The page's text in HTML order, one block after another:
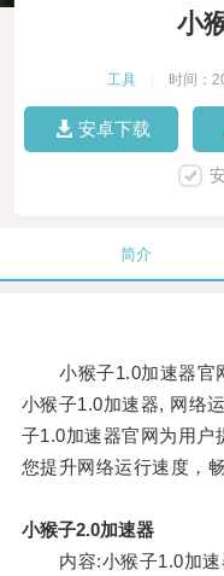
小
工具 时间：
安卓下载
简介
小猴子1.0加速器官
小猴子1.0加速器, 网络
子1.0加速器官网为用户
您提升网络运行速度，
小猴子2.0加速器
内容:小猴子1.0加速